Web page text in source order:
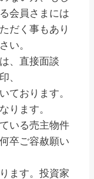
会員さまには
だく事もあり
い。
、直接面談
、
ております。
ります。
いる売主物件
卒ご容赦願い
ます。投資家